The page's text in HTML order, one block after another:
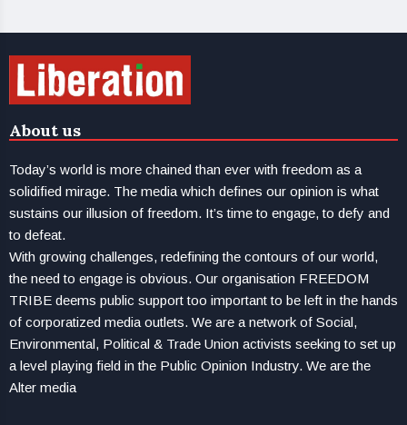
About us
Today’s world is more chained than ever with freedom as a
solidified mirage. The media which defines our opinion is what
sustains our illusion of freedom. It’s time to engage, to defy and
to defeat.
With growing challenges, redefining the contours of our world,
the need to engage is obvious. Our organisation FREEDOM
TRIBE deems public support too important to be left in the hands
of corporatized media outlets. We are a network of Social,
Environmental, Political & Trade Union activists seeking to set up
a level playing field in the Public Opinion Industry. We are the
Alter media